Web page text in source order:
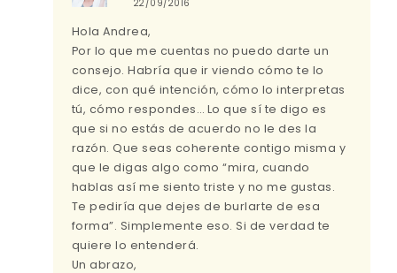
22/09/2016
Hola Andrea,
Por lo que me cuentas no puedo darte un
consejo. Habría que ir viendo cómo te lo
dice, con qué intención, cómo lo interpretas
tú, cómo respondes… Lo que sí te digo es
que si no estás de acuerdo no le des la
razón. Que seas coherente contigo misma y
que le digas algo como “mira, cuando
hablas así me siento triste y no me gustas.
Te pediría que dejes de burlarte de esa
forma”. Simplemente eso. Si de verdad te
quiere lo entenderá.
Un abrazo,